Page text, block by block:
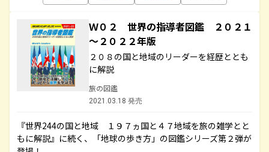
Ｗ０２ 世界の指導者図鑑 ２０２１
～２０２２年版
２０８の国と地域のリーダーを経歴ととも
に解説
旅の図鑑
2021.03.18 発売
『世界244の国と地域 １９７ヵ国と４７地域を旅の雑学とと
もに解説』に続く、「地球の歩き方」の図鑑シリーズ第２弾が